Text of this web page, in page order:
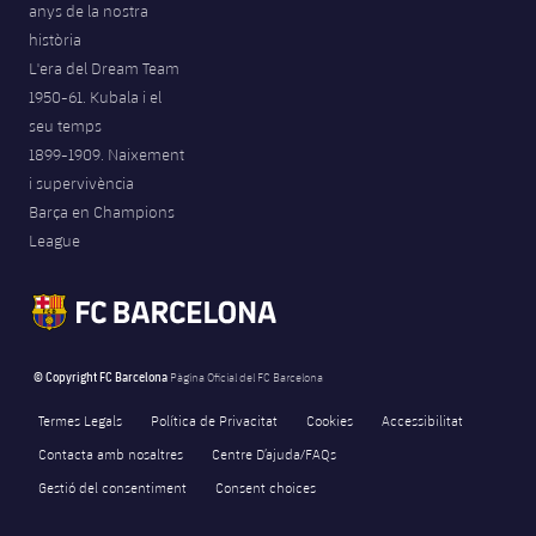
Jugadors
Calendari
Classificació
Voleibol masculí
Voleibol femení
Apunta't a les amateurs
Carnet de l'Esportista Amateur
PLUSICON
MÉS
League of Legends
VALORANT Rising
anys de la nostra
història
L'era del Dream Team
1950-61. Kubala i el
seu temps
1899-1909. Naixement
i supervivència
Barça en Champions
League
© Copyright FC Barcelona Pàgina Oficial del FC Barcelona
Termes Legals Política de Privacitat Cookies
Accessibilitat
Contacta amb nosaltres
Centre D’ajuda/FAQs
Gestió del consentiment
Consent choices